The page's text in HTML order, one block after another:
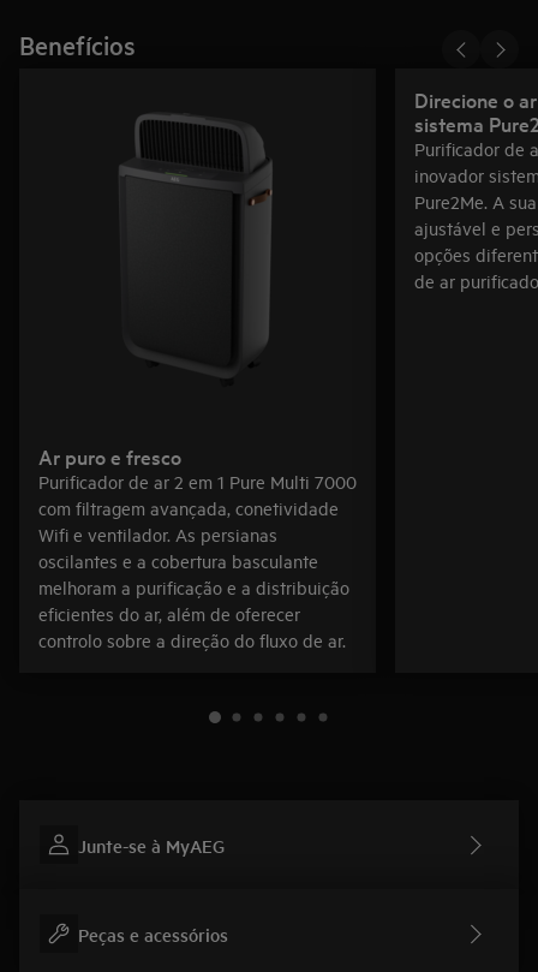
Benefícios
Ar puro e fresco
Purificador de ar 2 em 1 Pure Multi 7000
com filtragem avançada, conetividade
Wifi e ventilador. As persianas
oscilantes e a cobertura basculante
melhoram a purificação e a distribuição
eficientes do ar, além de oferecer
controlo sobre a direção do fluxo de ar.
Direcione o
sistema
Purificador de
inovador
Pure2Me. A
ajustável e
opções
de ar
Junte-se à MyAEG
Peças e acessórios